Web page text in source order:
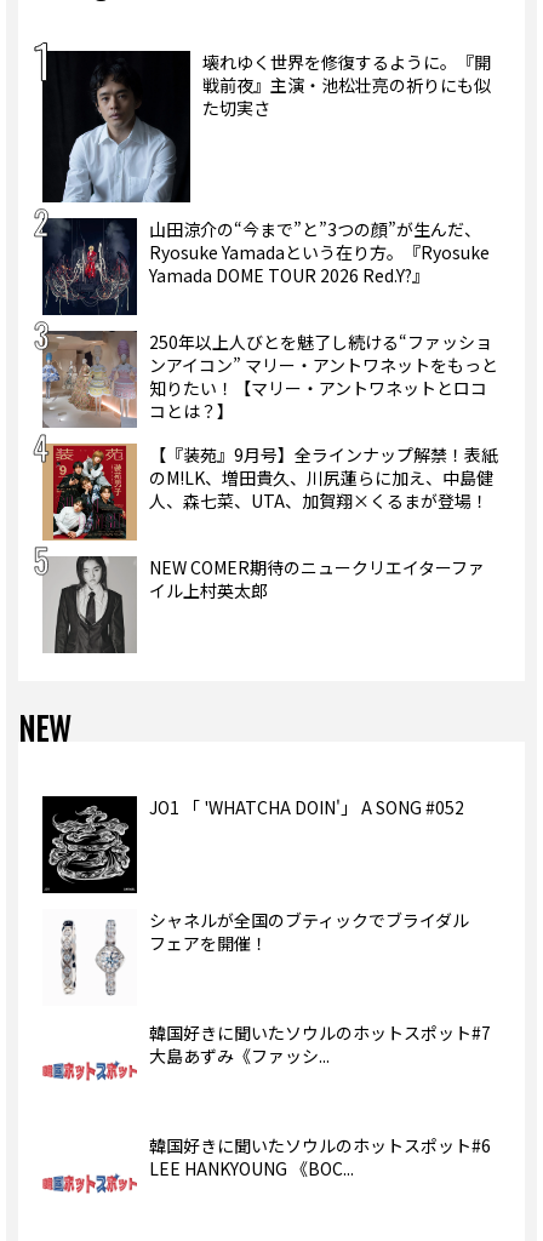
壊れゆく世界を修復するように。『開
戦前夜』主演・池松壮亮の祈りにも似
た切実さ
山田涼介の“今まで”と”3つの顔”が生んだ、
Ryosuke Yamadaという在り方。『Ryosuke
Yamada DOME TOUR 2026 Red.Y?』
250年以上人びとを魅了し続ける“ファッショ
ンアイコン” マリー・アントワネットをもっと
知りたい！【マリー・アントワネットとロコ
コとは？】
【『装苑』9月号】全ラインナップ解禁！表紙
のM!LK、増田貴久、川尻蓮らに加え、中島健
人、森七菜、UTA、加賀翔×くるまが登場！
NEW COMER期待のニュークリエイターファ
イル上村英太郎
NEW
JO1 「 'WHATCHA DOIN'」 A SONG #052
シャネルが全国のブティックでブライダル
フェアを開催！
韓国好きに聞いたソウルのホットスポット#7
大島あずみ《ファッシ...
韓国好きに聞いたソウルのホットスポット#6
LEE HANKYOUNG 《BOC...